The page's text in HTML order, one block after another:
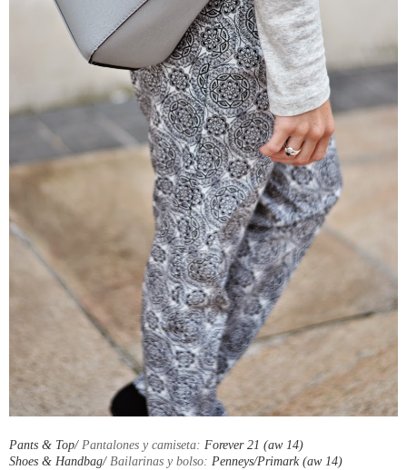
Pants & Top/ Pantalones y camiseta: Forever 21 (aw 14)
Shoes & Handbag/ Bailarinas y bolso: Penneys/Primark (aw 14)